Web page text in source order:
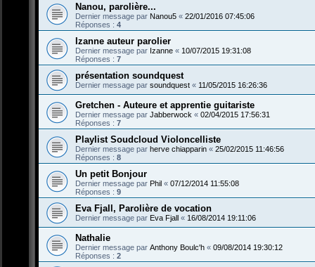
Nanou, parolière...
Dernier message par Nanou5 « 22/01/2016 07:45:06
Réponses : 4
Izanne auteur parolier
Dernier message par Izanne « 10/07/2015 19:31:08
Réponses : 7
présentation soundquest
Dernier message par soundquest « 11/05/2015 16:26:36
Gretchen - Auteure et apprentie guitariste
Dernier message par Jabberwock « 02/04/2015 17:56:31
Réponses : 7
Playlist Soudcloud Violoncelliste
Dernier message par herve chiapparin « 25/02/2015 11:46:56
Réponses : 8
Un petit Bonjour
Dernier message par Phil « 07/12/2014 11:55:08
Réponses : 9
Eva Fjall, Parolière de vocation
Dernier message par Eva Fjall « 16/08/2014 19:11:06
Nathalie
Dernier message par Anthony Boulc'h « 09/08/2014 19:30:12
Réponses : 2